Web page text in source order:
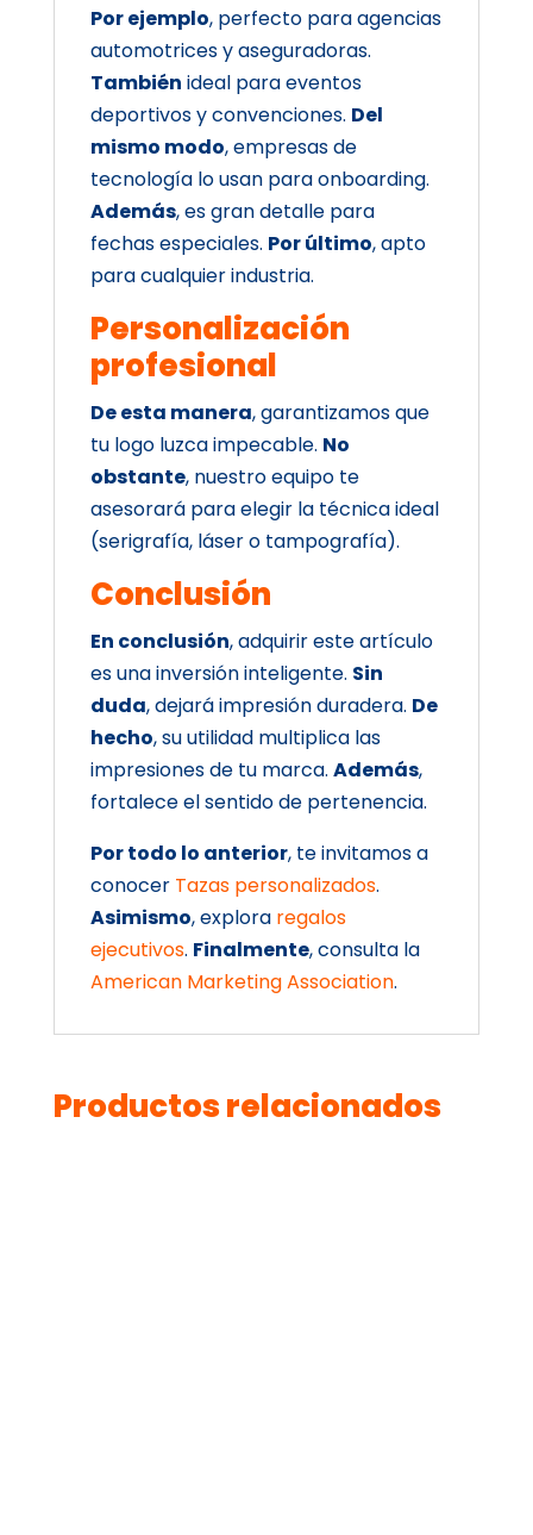
Por ejemplo, perfecto para agencias
automotrices y aseguradoras.
También ideal para eventos
deportivos y convenciones. Del
mismo modo, empresas de
tecnología lo usan para onboarding.
Además, es gran detalle para
fechas especiales. Por último, apto
para cualquier industria.
Personalización
profesional
De esta manera, garantizamos que
tu logo luzca impecable. No
obstante, nuestro equipo te
asesorará para elegir la técnica ideal
(serigrafía, láser o tampografía).
Conclusión
En conclusión, adquirir este artículo
es una inversión inteligente. Sin
duda, dejará impresión duradera. De
hecho, su utilidad multiplica las
impresiones de tu marca. Además,
fortalece el sentido de pertenencia.
Por todo lo anterior, te invitamos a
conocer Tazas personalizados.
Asimismo, explora regalos
ejecutivos. Finalmente, consulta la
American Marketing Association.
Productos relacionados